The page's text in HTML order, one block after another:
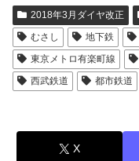
2018年3月ダイヤ改正
むさし
地下鉄
東京メトロ有楽町線
西武鉄道
都市鉄道
X